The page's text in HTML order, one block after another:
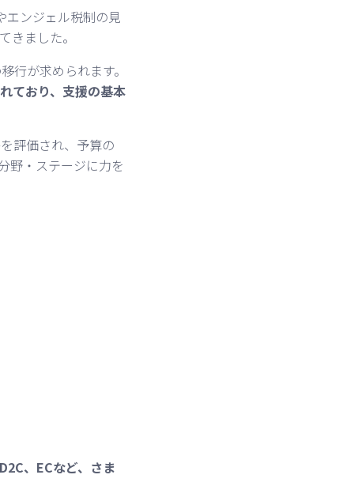
エンジェル税制の見
きました。
行が求められます。
ており、支援の基本
評価され、予算の
野・ステージに力を
、ECなど、さま